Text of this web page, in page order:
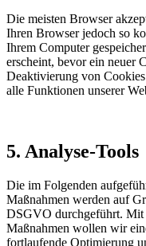
Die meisten Browser
Ihren Browser jedoch so
Ihrem Computer
erscheint, bevor ein neuer
Deaktivierung von
alle Funktionen unserer
5. Analyse-Tools
Die im Folgenden
Maßnahmen werden auf
DSGVO durchgeführt. Mit
Maßnahmen wollen wir
fortlaufende Optimierung